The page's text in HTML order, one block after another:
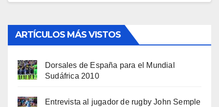
ARTÍCULOS MÁS VISTOS
Dorsales de España para el Mundial
Sudáfrica 2010
Entrevista al jugador de rugby John Semple